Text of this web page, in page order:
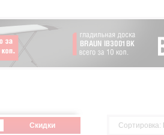
Скидки Сортировка: